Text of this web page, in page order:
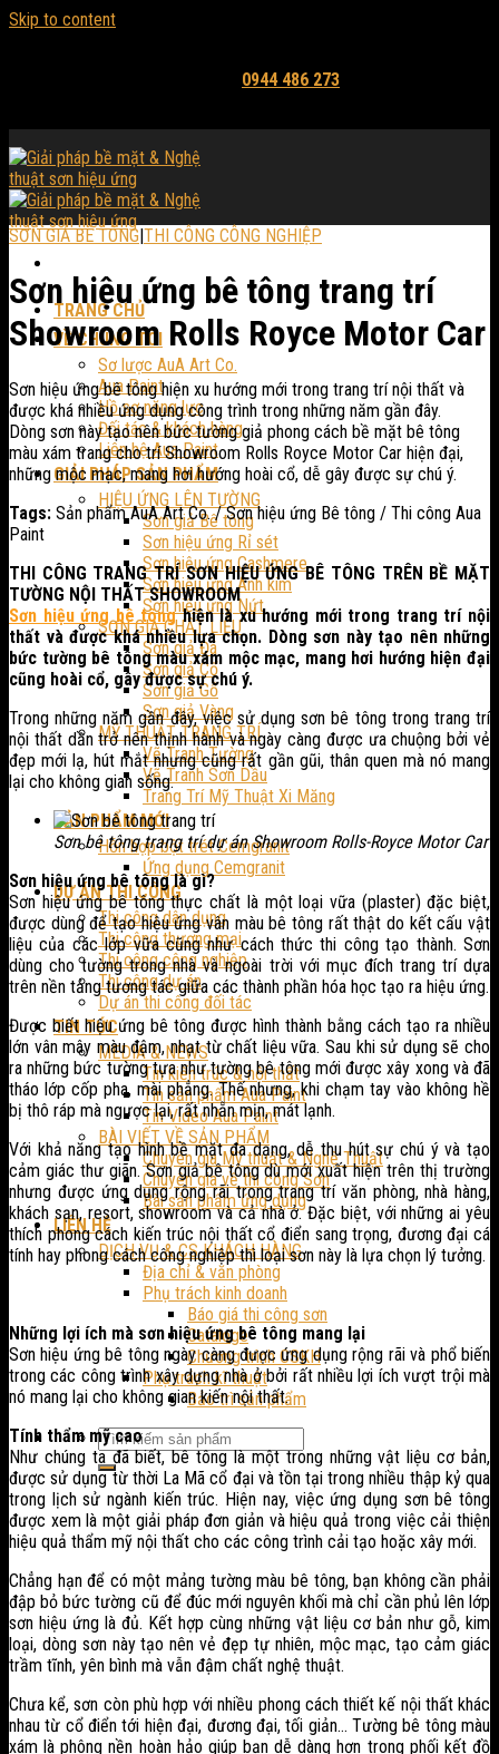
Skip to content
0944 486 273
TRANG CHỦ
VỀ CHÚNG TÔI
Sơ lược AuA Art Co.
Aua Paint
Hồ sơ năng lực
Đối tác & khách hàng
Liên hệ Aua Paint
GIẢI PHÁP SẢN PHẨM
HIỆU ỨNG LÊN TƯỜNG
Sơn giả Bê tông
Sơn hiệu ứng Rỉ sét
Sơn hiệu ứng Cashmere
Sơn hiệu ứng Ánh kim
Sơn hiệu ứng Nứt
SƠN GIẢ CHẤT LIỆU
Sơn giả Đá
Sơn giả Cổ
Sơn giả Gỗ
Sơn giả Vàng
MỸ THUẬT TRANG TRÍ
Vẽ Tranh Tường
Vẽ Tranh Sơn Dầu
Trang Trí Mỹ Thuật Xi Măng
SẢN PHẨM MỚI
Hỗn hợp bột trét Cemgranit
Ứng dụng Cemgranit
DỰ ÁN THI CÔNG
Thi công dân dụng
Thi công thương mại
Thi công công nghiệp
Thi công dự án
Dự án thi công đối tác
TIN TỨC
MEDIA & NEWS
Tin kiến trúc & nội thất
Tin sản phẩm Aua Paint
Tin Video Aua Paint
BÀI VIẾT VỀ SẢN PHẨM
Chuyên gia Mỹ thuật & Nghệ Thuật
Chuyên gia về thi công Sơn
Bài sản phẩm ứng dụng
LIÊN HỆ
DỊCH VỤ & CS KHÁCH HÀNG
Địa chỉ & văn phòng
Phụ trách kinh doanh
Báo giá thi công sơn
Cataloge
Chương trình CSKH
Phụ trách kĩ thuật
Bảo trì sản phẩm
SƠN GIẢ BÊ TÔNG|THI CÔNG CÔNG NGHIỆP
Sơn hiệu ứng bê tông trang trí
Showroom Rolls Royce Motor Car
Sơn hiệu ứng bê tông hiện xu hướng mới trong trang trí nội thất và
được khá nhiều ứng dụng công trình trong những năm gần đây.
Dòng sơn này tạo nên bức tường giả phong cách bề mặt bê tông
màu xám trang cho trí Showroom Rolls Royce Motor Car hiện đại,
những mộc mạc, mang hơi hướng hoài cổ, dễ gây được sự chú ý.
Tags: Sản phẩm AuA Art Co. / Sơn hiệu ứng Bê tông / Thi công Aua
Paint
THI CÔNG TRANG TRÍ SƠN HIỆU ỨNG BÊ TÔNG TRÊN BỀ MẶT
TƯỜNG NỘI THẤT SHOWROOM
Sơn hiệu ứng bê tônghiện là xu hướng mới trong trang trí nội
thất và được khá nhiều lựa chọn. Dòng sơn này tạo nên những
bức tường bê tông màu xám mộc mạc, mang hơi hướng hiện đại
cũng hoài cổ, gây được sự chú ý.
Trong những năm gần đây, việc sử dụng sơn bê tông trong trang trí
nội thất dần trở nên thịnh hành và ngày càng được ưa chuộng bởi vẻ
đẹp mới lạ, hút mắt nhưng cũng rất gần gũi, thân quen mà nó mang
lại cho không gian sống.
Sơn bê tông trang trí dự án Showroom Rolls-Royce Motor Car
Sơn hiệu ứng bê tông là gì?
Sơn hiệu ứng bê tông thực chất là một loại vữa (plaster) đặc biệt,
được dùng để tạo hiệu ứng vân màu bê tông rất thật do kết cấu vật
liệu của các lớp vữa cũng như cách thức thi công tạo thành. Sơn
dùng cho tường trong nhà và ngoài trời với mục đích trang trí dựa
trên nền tảng tương tác giữa các thành phần hóa học tạo ra hiệu ứng.
Được biết hiệu ứng bê tông được hình thành bằng cách tạo ra nhiều
lớn vân mây màu đậm, nhạt từ chất liệu vữa. Sau khi sử dụng sẽ cho
ra những bức tường tựa như tường bê tông mới được xây xong và đã
tháo lớp cốp pha, mài phẳng. Thế nhưng, khi chạm tay vào không hề
bị thô ráp mà ngược lại, rất nhẵn mịn, mát lạnh.
Với khả năng tạo hình bề mặt đa dạng, dễ thu hút sự chú ý và tạo
cảm giác thư giãn. Sơn giả bê tông dù mới xuất hiện trên thị trường
nhưng được ứng dụng rộng rãi trong trang trí văn phòng, nhà hàng,
khách sạn, resort, showroom và cả nhà ở. Đặc biệt, với những ai yêu
thích phong cách kiến trúc nội thất cổ điển sang trọng, đương đại cá
tính hay phong cách công nghiệp thì loại sơn này là lựa chọn lý tưởng.
Những lợi ích mà sơn hiệu ứng bê tông mang lại
Sơn hiệu ứng bê tông ngày càng được ứng dụng rộng rãi và phổ biến
trong các công trình xây dựng nhà ở bởi rất nhiều lợi ích vượt trội mà
nó mang lại cho không gian kiến nội thất.
Tính thẩm mỹ cao
Như chúng ta đã biết, bê tông là một trong những vật liệu cơ bản,
được sử dụng từ thời La Mã cổ đại và tồn tại trong nhiều thập kỷ qua
trong lịch sử ngành kiến trúc. Hiện nay, việc ứng dụng sơn bê tông
được xem là một giải pháp đơn giản và hiệu quả trong việc cải thiện
hiệu quả thẩm mỹ nội thất cho các công trình cải tạo hoặc xây mới.
Chẳng hạn để có một mảng tường màu bê tông, bạn không cần phải
đập bỏ bức tường cũ để đúc mới nguyên khối mà chỉ cần phủ lên lớp
sơn hiệu ứng là đủ. Kết hợp cùng những vật liệu cơ bản như gỗ, kim
loại, dòng sơn này tạo nên vẻ đẹp tự nhiên, mộc mạc, tạo cảm giác
trầm tĩnh, yên bình mà vẫn đậm chất nghệ thuật.
Chưa kể, sơn còn phù hợp với nhiều phong cách thiết kế nội thất khác
nhau từ cổ điển tới hiện đại, đương đại, tối giản… Tường bê tông màu
xám là phông nền hoàn hảo giúp bạn dễ dàng hơn trong phối kết đồ